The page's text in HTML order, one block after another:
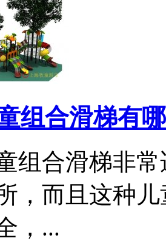
组合滑梯有
组合滑梯非
，而且这种
，...